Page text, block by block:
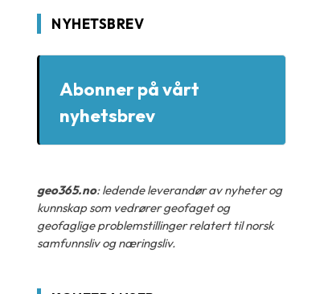
NYHETSBREV
Abonner på vårt
nyhetsbrev
geo365.no: ledende leverandør av nyheter og
kunnskap som vedrører geofaget og
geofaglige problemstillinger relatert til norsk
samfunnsliv og næringsliv.